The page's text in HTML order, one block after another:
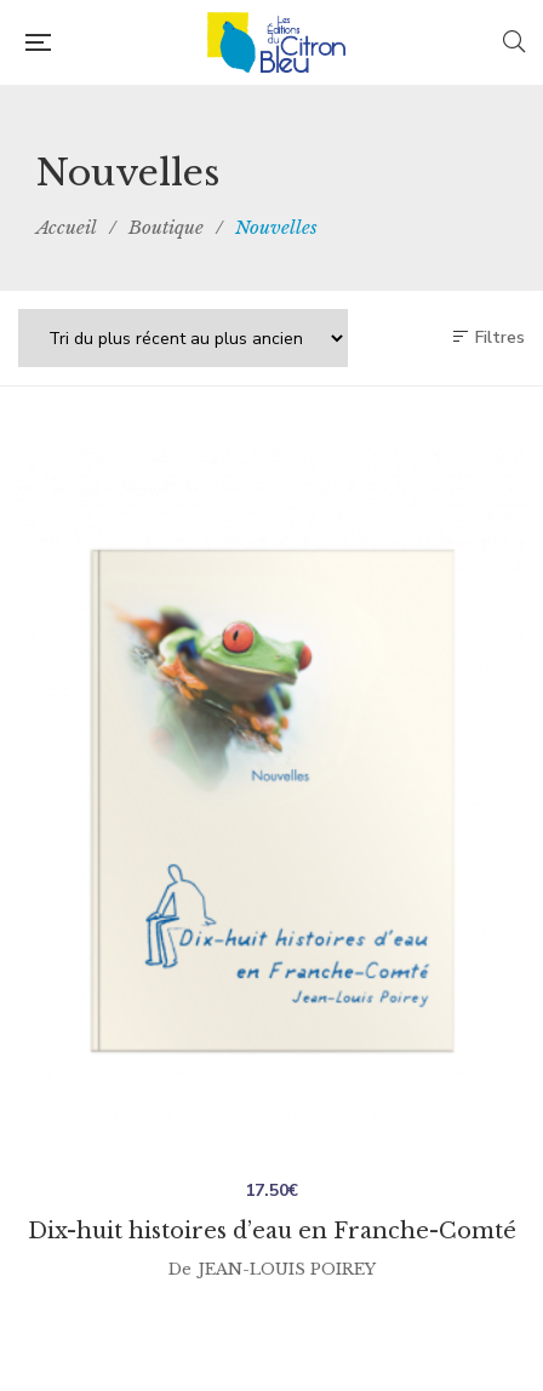
Nouvelles
Accueil / Boutique / Nouvelles
Filtres
Dix-huit histoires d’eau en Franche-Comté
17.50€
De JEAN-LOUIS POIREY